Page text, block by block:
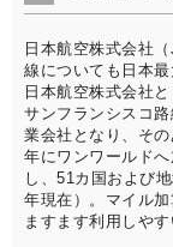
日本航空株式会社
線についても日本
日本航空株式会社
サンフランシスコ
業会社となり、そ
年にワンワールド
し、51カ国および
年現在）。マイル
ますます利用しや